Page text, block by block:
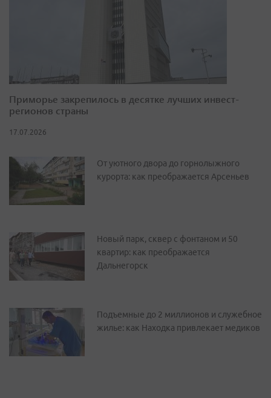
Приморье закрепилось в десятке лучших инвест-
регионов страны
17.07.2026
От уютного двора до горнолыжного
курорта: как преображается Арсеньев
Новый парк, сквер с фонтаном и 50
квартир: как преображается
Дальнегорск
Подъемные до 2 миллионов и служебное
жилье: как Находка привлекает медиков